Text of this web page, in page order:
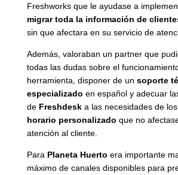
Freshworks que le ayudase a
migrar toda la información de
sin que afectara en su servicio de
Además, valoraban un partner que
todas las dudas sobre el
herramienta, disponer de un soporte
especializado en español y adecuar
de Freshdeska las necesidades de
horario personalizado que no
atención al cliente.
Para Planeta Huerto era importante
máximo de canales disponibles para